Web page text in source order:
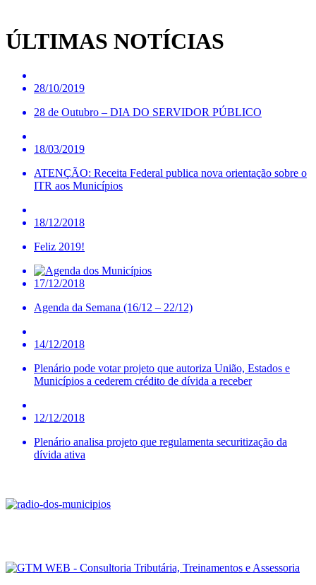
ÚLTIMAS NOTÍCIAS
28/10/2019
28 de Outubro – DIA DO SERVIDOR PÚBLICO
18/03/2019
ATENÇÃO: Receita Federal publica nova orientação sobre o
ITR aos Municípios
18/12/2018
Feliz 2019!
17/12/2018
Agenda da Semana (16/12 – 22/12)
14/12/2018
Plenário pode votar projeto que autoriza União, Estados e
Municípios a cederem crédito de dívida a receber
12/12/2018
Plenário analisa projeto que regulamenta securitização da
dívida ativa